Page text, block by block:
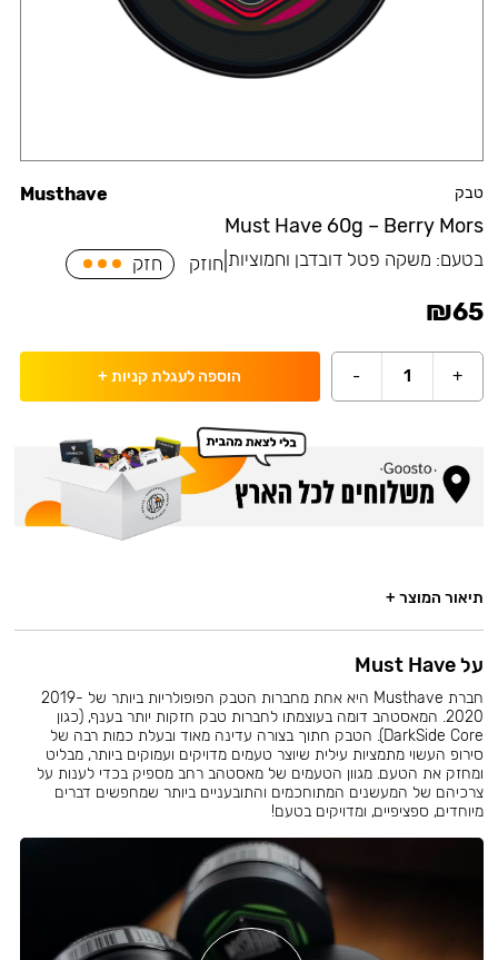
טבק
Must Have 60g – Berry Mors
Musthave
בטעם: משקה פטל דובדבן וחמוציות חוזק חזק
₪65
+
1
- הוספה לעגלת קניות +
תיאור המוצר +
על Must Have
חברת Musthave היא אחת מחברות הטבק הפופולריות ביותר של 2019-
2020. המאסטהב דומה בעוצמתו לחברות טבק חזקות יותר בענף, (כגון
DarkSide Core). הטבק חתוך בצורה עדינה מאוד ובעלת כמות רבה של
סירופ העשוי מתמציות עילית שיוצר טעמים מדויקים ועמוקים ביותר, מבליט
ומחזק את הטעם. מגוון הטעמים של מאסטהב רחב מספיק בכדי לענות על
צרכיהם של המעשנים המתוחכמים והתובעניים ביותר שמחפשים דברים
מיוחדים, ספציפיים, ומדויקים בטעם!